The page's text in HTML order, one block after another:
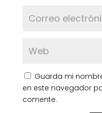
Guarda mi
en este navegador
comente.